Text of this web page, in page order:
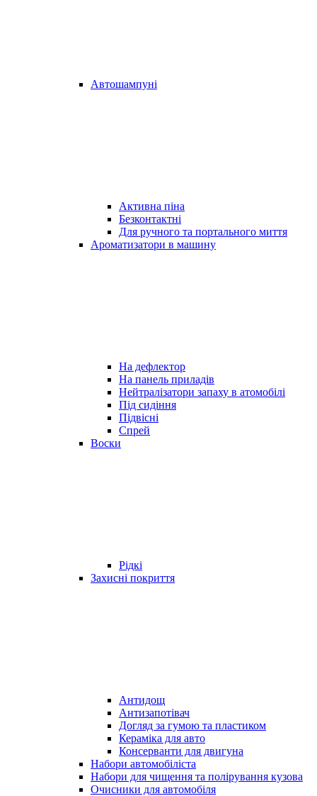
Автошампуні
Активна піна
Безконтактні
Для ручного та портального миття
Ароматизатори в машину
На дефлектор
На панель приладів
Нейтралізатори запаху в атомобілі
Під сидіння
Підвісні
Спрей
Воски
Рідкі
Захисні покриття
Антидощ
Антизапотівач
Догляд за гумою та пластиком
Кераміка для авто
Консерванти для двигуна
Набори автомобіліста
Набори для чищення та полірування кузова
Очисники для автомобіля